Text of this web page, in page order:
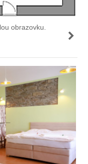
obrazovku.